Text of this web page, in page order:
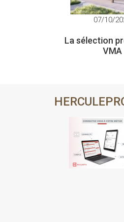
07/10/
La sélection
VMA